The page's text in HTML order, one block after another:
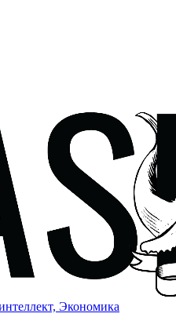
Экономика